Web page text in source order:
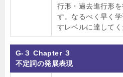
行形・過去進行形
す。なるべく早く
すレベルに達してく
G-３ Chapter ３
不定詞の発展表現